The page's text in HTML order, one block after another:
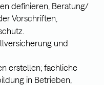
definieren, Beratung/
Vorschriften,
und
erstellen; fachliche
in Betrieben,